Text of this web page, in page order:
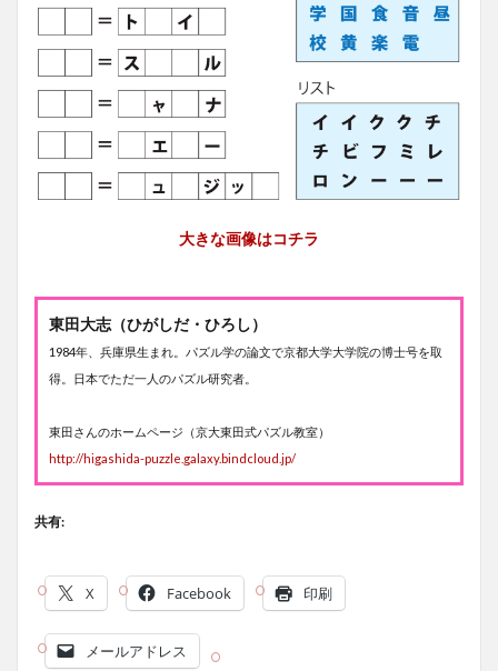
大きな画像はコチラ
東田大志（ひがしだ・ひろし）
1984年、兵庫県生まれ。パズル学の論文で京都大学大学院の博士号を取
得。日本でただ一人のパズル研究者。
東田さんのホームページ（京大東田式パズル教室）
http://higashida-puzzle.galaxy.bindcloud.jp/
共有:
X Facebook 印刷
メールアドレス